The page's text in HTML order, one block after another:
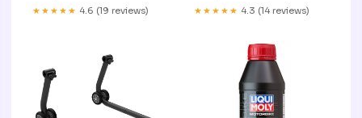
★★★★★ 4.6 (19 reviews) ★★★★★ 4.3 (14 reviews)